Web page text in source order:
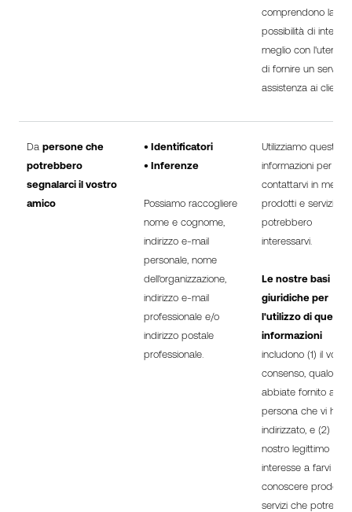
comprendono la
possibilità di
meglio con l'utente
di fornire un servizio
assistenza ai clienti.
Da persone che
potrebbero
segnalarci il vostro
amico
• Identificatori
• Inferenze
Possiamo raccogliere
nome e cognome,
indirizzo e-mail
personale, nome
dell'organizzazione,
indirizzo e-mail
professionale e/o
indirizzo postale
professionale.
Utilizziamo queste
informazioni per
contattarvi in merito
prodotti e servizi
potrebbero
interessarvi.
Le nostre basi
giuridiche per
l'utilizzo di queste
informazioni
includono (1) il vostro
consenso, qualora lo
abbiate fornito alla
persona che vi ha
indirizzato, e (2) il
nostro legittimo
interesse a farvi
conoscere prodotti
servizi che